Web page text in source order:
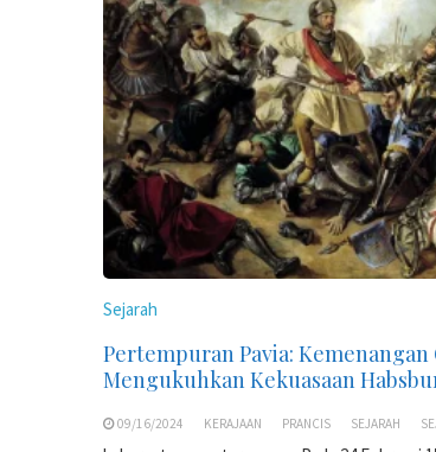
Sejarah
Pertempuran Pavia: Kemenangan
Mengukuhkan Kekuasaan
09/16/2024 KERAJAAN PRANCIS SEJARAH